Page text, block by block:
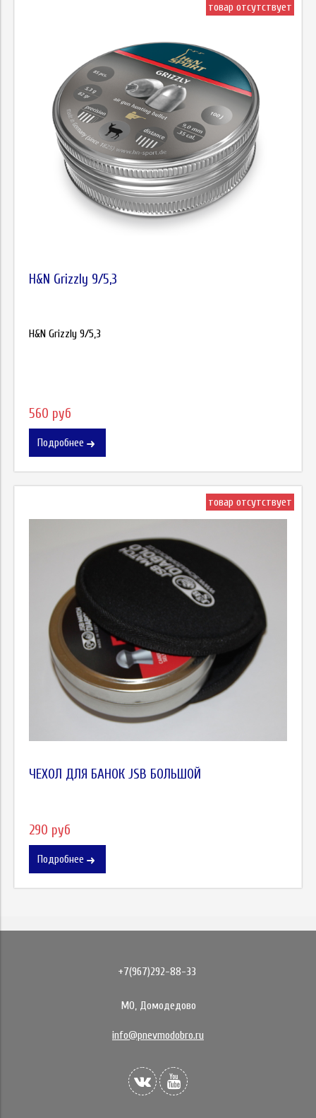
товар отсутствует
H&N Grizzly 9/5,3
H&N Grizzly 9/5,3
560 руб
Подробнее
товар отсутствует
ЧЕХОЛ ДЛЯ БАНОК JSB БОЛЬШОЙ
290 руб
Подробнее
+7(967)292-88-33
МО, Домодедово
info@pnevmodobro.ru